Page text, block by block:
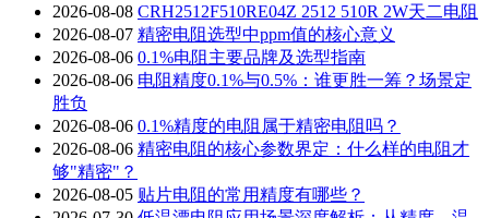
2026-08-08 CRH2512F510RE04Z 2512 510R 2W天二电阻
2026-08-07 精密电阻选型中ppm值的核心意义
2026-08-06 0.1%电阻主要品牌及选型指南
2026-08-06 电阻精度0.1%与0.5%：谁更胜一筹？场景定
胜负
2026-08-06 0.1%精度的电阻属于精密电阻吗？
2026-08-06 精密电阻的核心参数界定：什么样的电阻才
够"精密"？
2026-08-05 贴片电阻的常用精度有哪些？